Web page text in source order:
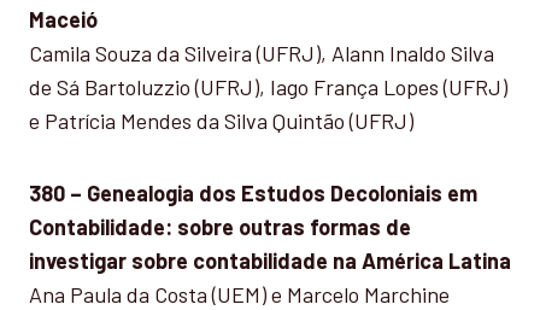
Maceió
Camila Souza da Silveira (UFRJ), Alann Inaldo Silva
de Sá Bartoluzzio (UFRJ), Iago França Lopes (UFRJ)
e Patrícia Mendes da Silva Quintão (UFRJ)
380 – Genealogia dos Estudos Decoloniais em
Contabilidade: sobre outras formas de
investigar sobre contabilidade na América Latina
Ana Paula da Costa (UEM) e Marcelo Marchine